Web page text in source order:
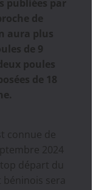
publiées par
de
aura plus
de 9
poules
de 18
connue de
2024
départ du
sera